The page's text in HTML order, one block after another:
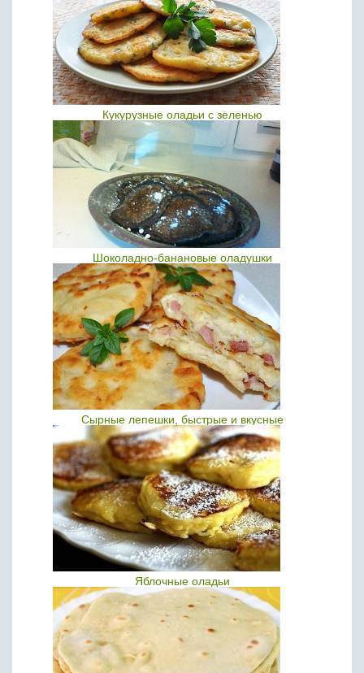
Кукурузные оладьи с зеленью
Шоколадно-банановые оладушки
Сырные лепешки, быстрые и вкусные
Яблочные оладьи